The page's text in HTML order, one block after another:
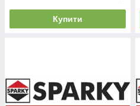
Купити